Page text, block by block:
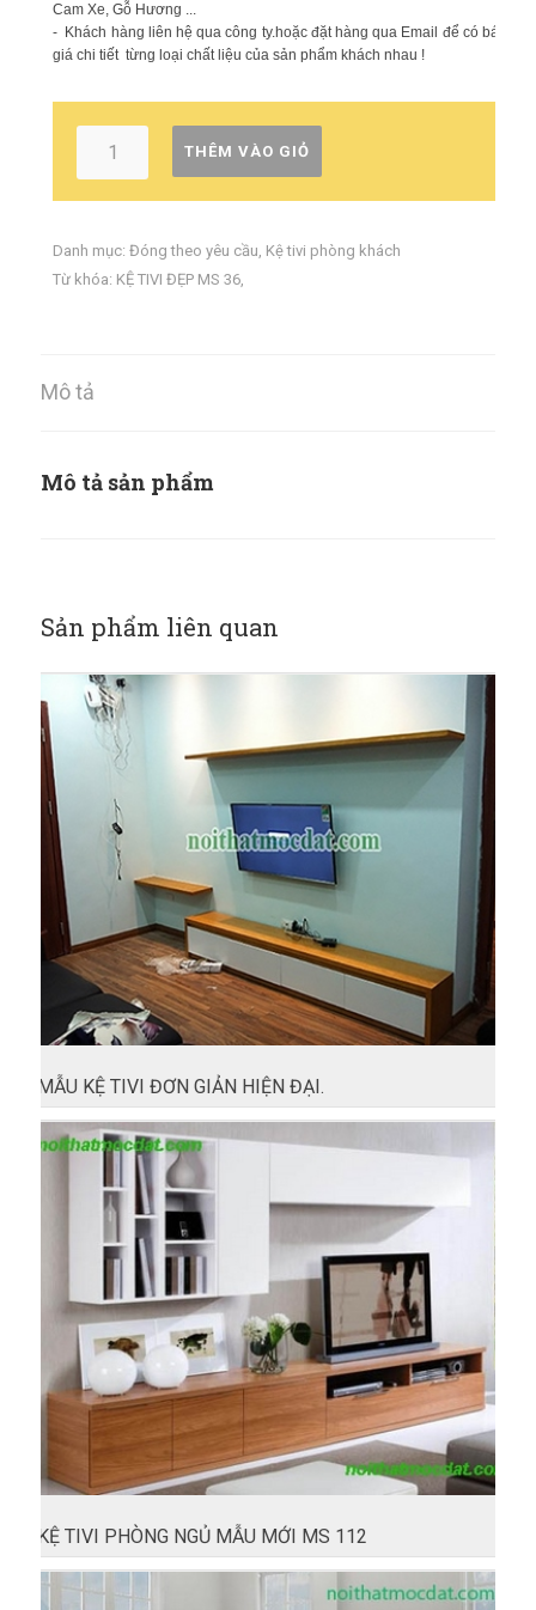
Cam Xe, Gỗ Hương ...
- Khách hàng liên hệ qua công ty.hoặc đặt hàng qua Email để có báo
giá chi tiết từng loại chất liệu của sản phẩm khách nhau !
THÊM VÀO GIỎ
Danh mục: Đóng theo yêu cầu, Kệ tivi phòng khách
Từ khóa: KỆ TIVI ĐẸP MS 36,
Mô tả
Mô tả sản phẩm
Sản phẩm liên quan
MẪU KỆ TIVI ĐƠN GIẢN HIỆN ĐẠI.
KỆ TIVI PHÒNG NGỦ MẪU MỚI MS 112